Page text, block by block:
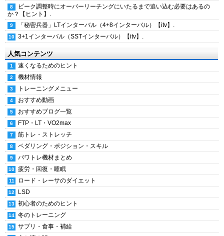
ピーク調整時にオーバーリーチングにいたるまで追い込む必要はあるの
か？【ヒント】.
「秘密兵器」LTインターバル（4+8インターバル）【itv】.
3+1インターバル（SSTインターバル）【itv】.
人気コンテンツ
速くなるためのヒント
機材情報
トレーニングメニュー
おすすめ動画
おすすめブログ一覧
FTP・LT・VO2max
筋トレ・ストレッチ
ペダリング・ポジション・スキル
パワトレ機材まとめ
疲労・回復・睡眠
ロード・レーサのダイエット
LSD
初心者のためのヒント
冬のトレーニング
サプリ・食事・補給